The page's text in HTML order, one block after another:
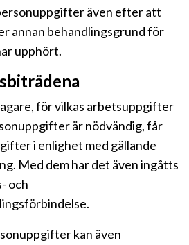
även efter att
annan behandlingsgrund för
upphört.
för vilkas arbetsuppgifter
är nödvändig, får
i enlighet med gällande
Med dem har det även ingåtts
och
kan även